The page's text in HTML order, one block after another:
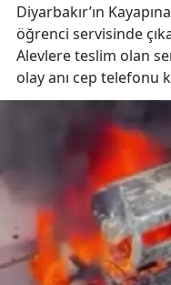
Diyarbakır’ın
öğrenci servisinde
Alevlere teslim olan
olay anı cep telefonu